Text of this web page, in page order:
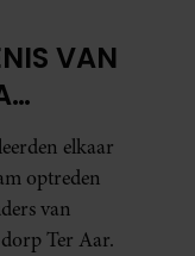
VAN
elkaar
optreden
van
Ter Aar.